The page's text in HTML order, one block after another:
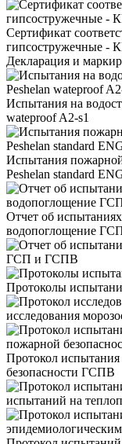
Сертификат
гипсостружечные -
Декларация и
Испытания на
wateproof A2-s1
Испытания
Peshelan standard
Отчет об
водопоглощение
ГСП и ГСПВ
Протоколы
исследования
Протокол испытания
безопасности ГСПВ
испытаний на